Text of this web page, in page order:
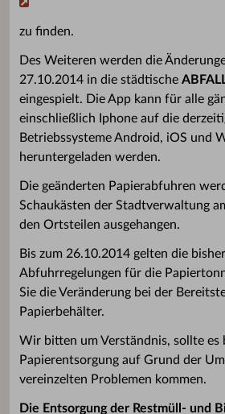
zu finden.
Des Weiteren werden die
27.10.2014 in die städtische
eingespielt. Die App kann für alle
einschließlich Iphone auf die
Betriebssysteme Android, iOS und
heruntergeladen werden.
Die geänderten Papierabfuhren
Schaukästen der Stadtverwaltung
den Ortsteilen ausgehangen.
Bis zum 26.10.2014 gelten die
Abfuhrregelungen für die
Sie die Veränderung bei der
Papierbehälter.
Wir bitten um Verständnis, sollte es
Papierentsorgung auf Grund der
vereinzelten Problemen kommen.
Die Entsorgung der Restmüll- und